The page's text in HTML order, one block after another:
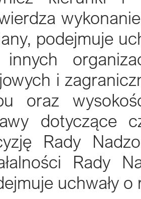
podejmuje
i
oraz
dotyczące
Rady
Rady
uchwały